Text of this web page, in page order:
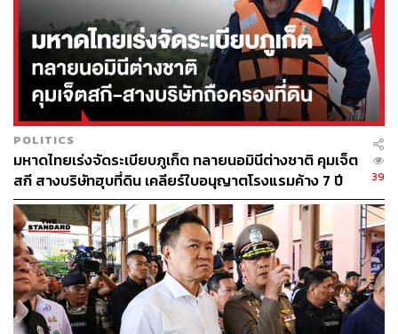
ระยะไม่เกิน 50 เมตรจากชายแดน → ความสูงเสา
สัญญาณไม่เกิน 10 เมตร หรือติดตั้ง Small Cell
ระยะไม่เกิน 1,000 เมตร → ความสูงไม่เกิน 15 เมตร
และควบคุมให้สัญญาณไม่ล้นออกนอกประเทศ
ระยะไม่เกิน 3,500 เมตร → ความสูงไม่เกิน 30 เมตร
และจำกัดสัญญาณให้อยู่ในเขตประเทศไทย
ซึ่งทางโอเปอเรเตอร์ต้องปรับปรุงเสาสัญญาณตามเงื่อนไขที่
กำหนดภายใน 15 วัน หลัง กสทช. ประเมินและออกหนังสือ
แจ้งเตือน
ผลลัพธ์ทันตา คืนเหยื่อ-โจร ให้นานาประเทศจัดการกัน
ต่อ
POLITICS
มหาดไทยเร่งจัดระเบียบภูเก็ต ทลายนอมินีต่างชาติ คุมเจ็ต
สกี สางบริษัทฮุบที่ดิน เคลียร์ใบอนุญาตโรงแรมค้าง 7 ปี
39